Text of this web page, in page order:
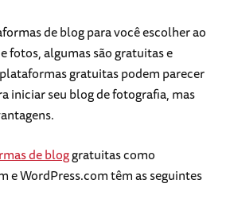
de blog para você escolher ao
fotos, algumas são gratuitas e
gratuitas podem parecer
iniciar seu blog de fotografia, mas
de bloggratuitas como
e WordPress.com têm as seguintes